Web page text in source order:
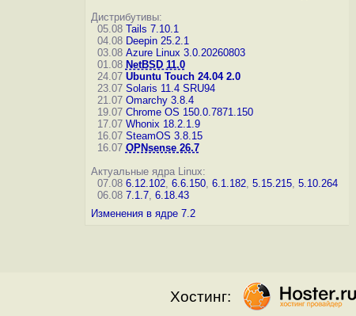
Дистрибутивы:
05.08 Tails 7.10.1
04.08 Deepin 25.2.1
03.08 Azure Linux 3.0.20260803
01.08 NetBSD 11.0
24.07 Ubuntu Touch 24.04 2.0
23.07 Solaris 11.4 SRU94
21.07 Omarchy 3.8.4
19.07 Chrome OS 150.0.7871.150
17.07 Whonix 18.2.1.9
16.07 SteamOS 3.8.15
16.07 OPNsense 26.7
Актуальные ядра Linux:
07.08 6.12.102, 6.6.150, 6.1.182, 5.15.215, 5.10.264
06.08 7.1.7, 6.18.43
Изменения в ядре 7.2
Хостинг: